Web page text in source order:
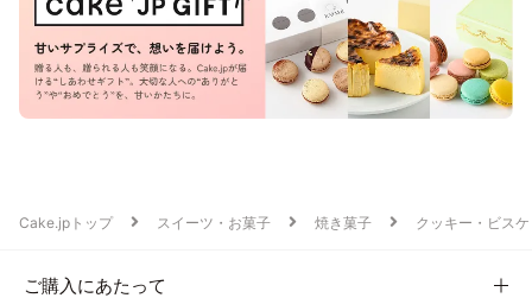
Cake.jpトップ スイーツ・お菓子 焼き菓子 クッキー・ビス
ご購入にあたって